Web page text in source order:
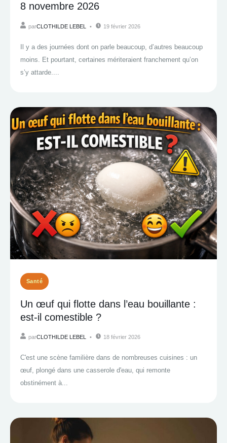
8 novembre 2026
parCLOTHILDE LEBEL 19 février 2026
Il y a des journées dont on parle beaucoup, d’autres beaucoup
moins. Et pourtant, certaines mériteraient franchement qu’on
s’y attarde....
Santé
Un œuf qui flotte dans l’eau bouillante :
est-il comestible ?
parCLOTHILDE LEBEL 18 février 2026
C'est une scène familière dans de nombreuses cuisines : un
œuf, plongé dans une casserole d'eau, qui remonte
obstinément à...